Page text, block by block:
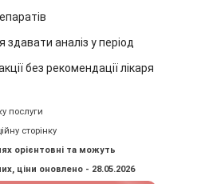
аналіз у період
без рекомендації лікаря
послуги
сторінку
орієнтовні та можуть
ціни оновлено - 28.05.2026